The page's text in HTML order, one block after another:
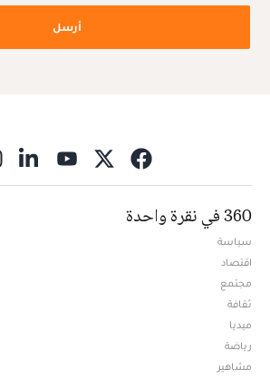
أرسل
360 في نقرة واحدة
سياسة
اقتصاد
مجتمع
ثقافة
ميديا
رياضة
مشاهير